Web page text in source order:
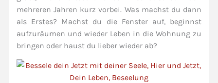
mehreren Jahren kurz vorbei. Was machst du dann
als Erstes? Machst du die Fenster auf, beginnst
aufzuräumen und wieder Leben in die Wohnung zu
bringen oder haust du lieber wieder ab?